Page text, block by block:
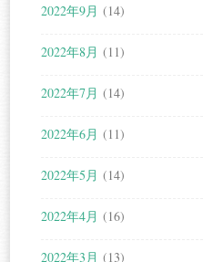
2022年9月 (14)
2022年8月 (11)
2022年7月 (14)
2022年6月 (11)
2022年5月 (14)
2022年4月 (16)
2022年3月 (13)